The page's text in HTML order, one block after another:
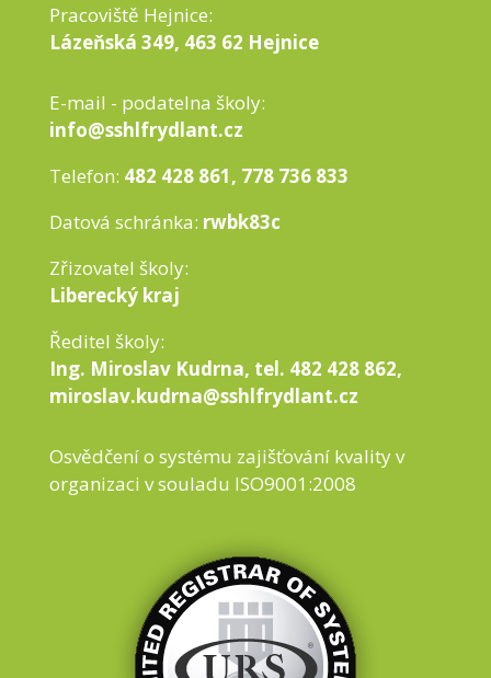
Pracoviště Hejnice:
Lázeňská 349, 463 62 Hejnice
E-mail - podatelna školy:
info@sshlfrydlant.cz
Telefon: 482 428 861, 778 736 833
Datová schránka: rwbk83c
Zřizovatel školy:
Liberecký kraj
Ředitel školy:
Ing. Miroslav Kudrna, tel. 482 428 862,
miroslav.kudrna@sshlfrydlant.cz
Osvědčení o systému zajišťování kvality v
organizaci v souladu ISO9001:2008